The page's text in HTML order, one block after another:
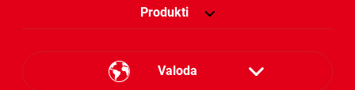
Produkti
Valoda